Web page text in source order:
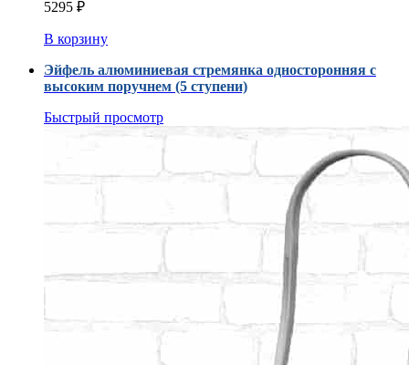
5295 ₽
В корзину
Эйфель алюминиевая стремянка односторонняя с
высоким поручнем (5 ступени)
Быстрый просмотр